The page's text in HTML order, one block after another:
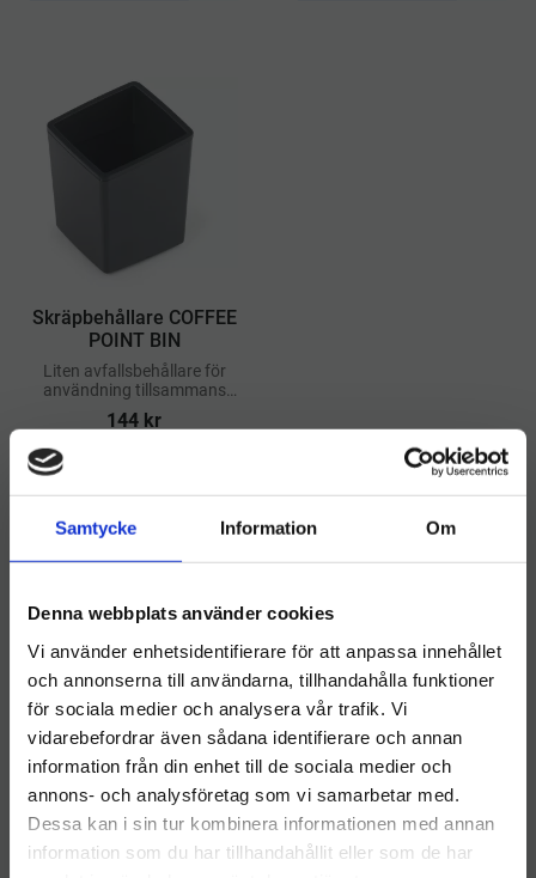
Samtycke Information Om
Denna webbplats använder cookies
Vi använder enhetsidentifierare för att anpassa innehållet
och annonserna till användarna, tillhandahålla funktioner
för sociala medier och analysera vår trafik. Vi
vidarebefordrar även sådana identifierare och annan
information från din enhet till de sociala medier och
annons- och analysföretag som vi samarbetar med.
Dessa kan i sin tur kombinera informationen med annan
information som du har tillhandahållit eller som de har
Skräpbehållare COFFEE
POINT BIN
Liten avfallsbehållare för
användning tillsammans
med andra produkter i
COFFE POINT-
144 kr
Hos Hygieneleeds hittar du smarta förvaringslösningar för
kontor, lager, skola, vård, företag och hem. Vårt sortiment
omfattar praktiska produkter som hjälper dig att
organisera, skydda och skapa ordning i vardagen. Beställ
enkelt online och ta del av hög kvalitet, konkurrenskraftiga
priser och snabb leverans direkt till dörren.
Skapa ordning med rätt förvaringsprodukter från
Hygieneleeds – upptäck vårt sortiment och beställ enkelt
Välkommen till hygieneleeds.se
Vill du handla som företag eller privatperson?